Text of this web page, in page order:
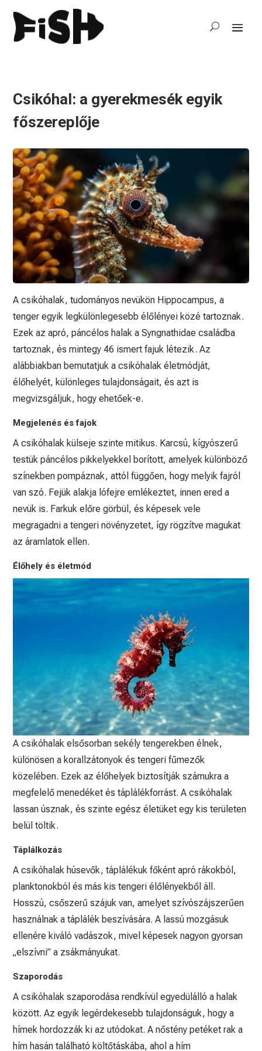
Csikóhal: a gyerekmesék egyik
főszereplője
A csikóhalak, tudományos nevükön Hippocampus, a
tenger egyik legkülönlegesebb élőlényei közé tartoznak.
Ezek az apró, páncélos halak a Syngnathidae családba
tartoznak, és mintegy 46 ismert fajuk létezik. Az
alábbiakban bemutatjuk a csikóhalak életmódját,
élőhelyét, különleges tulajdonságait, és azt is
megvizsgáljuk, hogy ehetőek-e.
Megjelenés és fajok
A csikóhalak külseje szinte mitikus. Karcsú, kígyószerű
testük páncélos pikkelyekkel borított, amelyek különböző
színekben pompáznak, attól függően, hogy melyik fajról
van szó. Fejük alakja lófejre emlékeztet, innen ered a
nevük is. Farkuk előre görbül, és képesek vele
megragadni a tengeri növényzetet, így rögzítve magukat
az áramlatok ellen.
Élőhely és életmód
A csikóhalak elsősorban sekély tengerekben élnek,
különösen a korallzátonyok és tengeri fűmezők
közelében. Ezek az élőhelyek biztosítják számukra a
megfelelő menedéket és táplálékforrást. A csikóhalak
lassan úsznak, és szinte egész életüket egy kis területen
belül töltik.
Táplálkozás
A csikóhalak húsevők, táplálékuk főként apró rákokból,
planktonokból és más kis tengeri élőlényekből áll.
Hosszú, csőszerű szájuk van, amelyet szívószájszerűen
használnak a táplálék beszívására. A lassú mozgásuk
ellenére kiváló vadászok, mivel képesek nagyon gyorsan
„elszívni” a zsákmányukat.
Szaporodás
A csikóhalak szaporodása rendkívül egyedülálló a halak
között. Az egyik legérdekesebb tulajdonságuk, hogy a
hímek hordozzák ki az utódokat. A nőstény petéket rak a
hím hasán található költőtáskába, ahol a hím